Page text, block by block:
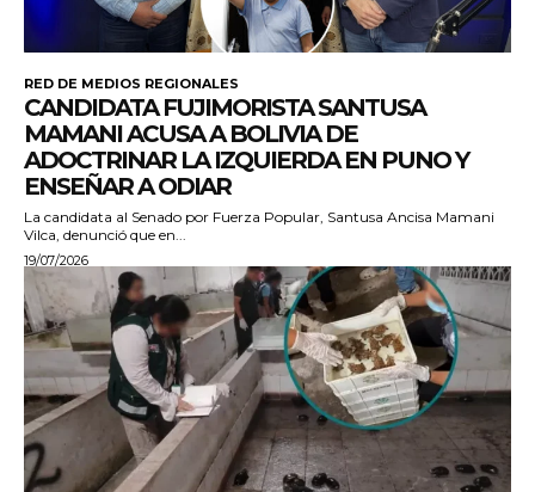
RED DE MEDIOS REGIONALES
CANDIDATA FUJIMORISTA SANTUSA
MAMANI ACUSA A BOLIVIA DE
ADOCTRINAR LA IZQUIERDA EN PUNO Y
ENSEÑAR A ODIAR
La candidata al Senado por Fuerza Popular, Santusa Ancisa Mamani
Vilca, denunció que en...
19/07/2026